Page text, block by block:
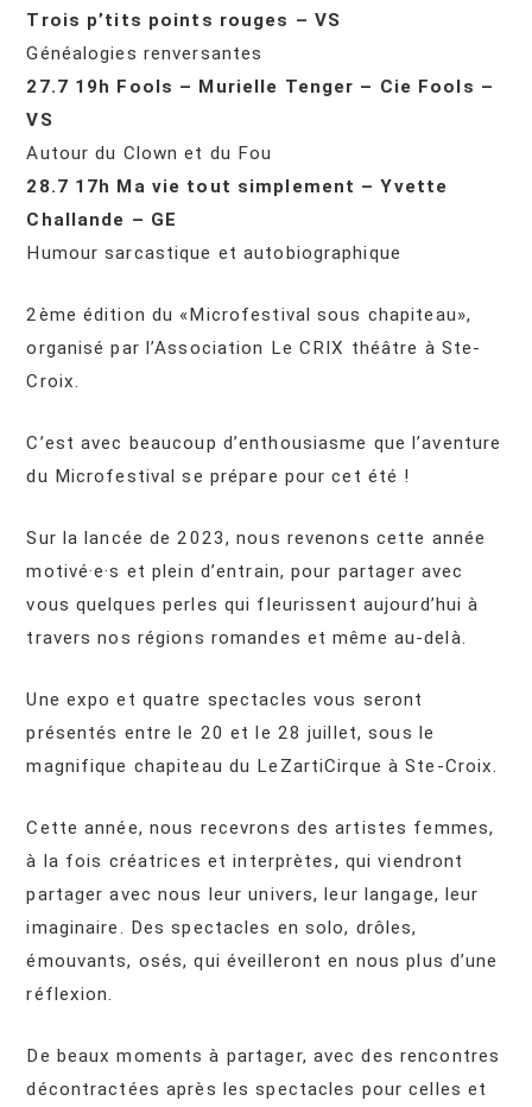
Trois p’tits points rouges – VS
Généalogies renversantes
27.7 19h Fools – Murielle Tenger – Cie Fools –
VS
Autour du Clown et du Fou
28.7 17h Ma vie tout simplement – Yvette
Challande – GE
Humour sarcastique et autobiographique
2ème édition du «Microfestival sous chapiteau»,
organisé par l’Association Le CRIX théâtre à Ste-
Croix.
C’est avec beaucoup d’enthousiasme que l’aventure
du Microfestival se prépare pour cet été !
Sur la lancée de 2023, nous revenons cette année
motivé·e·s et plein d’entrain, pour partager avec
vous quelques perles qui fleurissent aujourd’hui à
travers nos régions romandes et même au-delà.
Une expo et quatre spectacles vous seront
présentés entre le 20 et le 28 juillet, sous le
magnifique chapiteau du LeZartiCirque à Ste-Croix.
Cette année, nous recevrons des artistes femmes,
à la fois créatrices et interprètes, qui viendront
partager avec nous leur univers, leur langage, leur
imaginaire. Des spectacles en solo, drôles,
émouvants, osés, qui éveilleront en nous plus d’une
réflexion.
De beaux moments à partager, avec des rencontres
décontractées après les spectacles pour celles et